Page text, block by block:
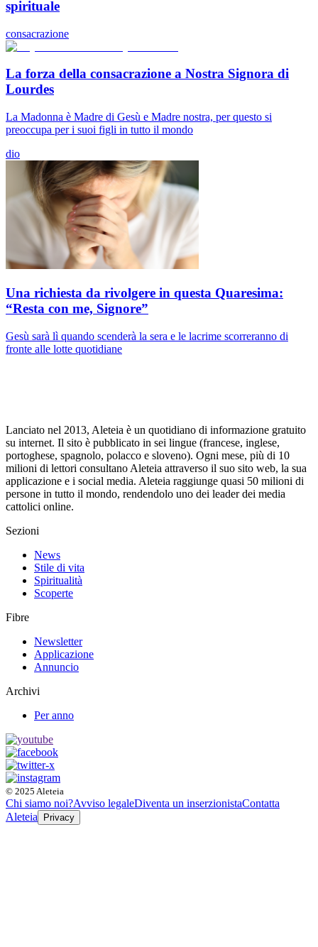
spirituale
consacrazione
La forza della consacrazione a Nostra Signora di
Lourdes
La Madonna è Madre di Gesù e Madre nostra, per questo si
preoccupa per i suoi figli in tutto il mondo
dio
Una richiesta da rivolgere in questa Quaresima:
“Resta con me, Signore”
Gesù sarà lì quando scenderà la sera e le lacrime scorreranno di
fronte alle lotte quotidiane
Lanciato nel 2013, Aleteia è un quotidiano di informazione gratuito
su internet. Il sito è pubblicato in sei lingue (francese, inglese,
portoghese, spagnolo, polacco e sloveno). Ogni mese, più di 10
milioni di lettori consultano Aleteia attraverso il suo sito web, la sua
applicazione e i social media. Aleteia raggiunge quasi 50 milioni di
persone in tutto il mondo, rendendolo uno dei leader dei media
cattolici online.
Sezioni
News
Stile di vita
Spiritualità
Scoperte
Fibre
Newsletter
Applicazione
Annuncio
Archivi
Per anno
© 2025 Aleteia
Chi siamo noi?Avviso legaleDiventa un inserzionistaContatta
Aleteia
Privacy